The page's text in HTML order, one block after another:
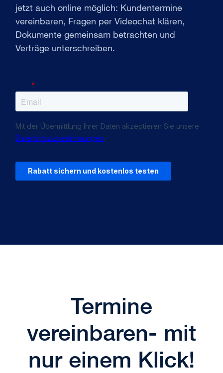
jetzt auch online möglich: Kundentermine
vereinbaren, Fragen per Videochat klären,
Dokumente gemeinsam betrachten und
Verträge unterschreiben.
Termine
vereinbaren- mit
nur einem Klick!